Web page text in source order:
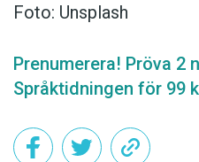
Foto: Unsplash
Prenumerera! Pröva 2
Språktidningen för 99